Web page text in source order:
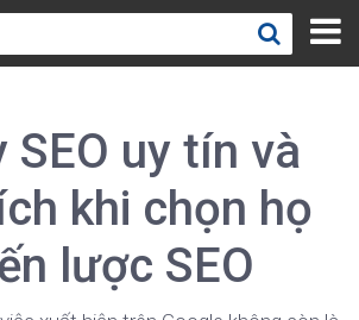
SEO uy tín và
khi chọn họ
lược SEO